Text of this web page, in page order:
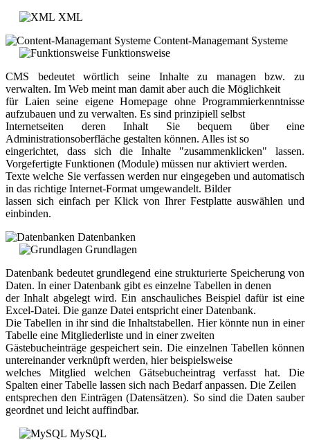
XML
Content-Managemant Systeme
Funktionsweise
CMS bedeutet wörtlich seine Inhalte zu managen bzw. zu
verwalten. Im Web meint man damit aber auch die Möglichkeit
für Laien seine eigene Homepage ohne Programmierkenntnisse
aufzubauen und zu verwalten. Es sind prinzipiell selbst
Internetseiten deren Inhalt Sie bequem über eine
Administrationsoberfläche gestalten können. Alles ist so
eingerichtet, dass sich die Inhalte "zusammenklicken" lassen.
Vorgefertigte Funktionen (Module) müssen nur aktiviert werden.
Texte welche Sie verfassen werden nur eingegeben und automatisch
in das richtige Internet-Format umgewandelt. Bilder
lassen sich einfach per Klick von Ihrer Festplatte auswählen und
einbinden.
Datenbanken
Grundlagen
Datenbank bedeutet grundlegend eine strukturierte Speicherung von
Daten. In einer Datenbank gibt es einzelne Tabellen in denen
der Inhalt abgelegt wird. Ein anschauliches Beispiel dafür ist eine
Excel-Datei. Die ganze Datei entspricht einer Datenbank.
Die Tabellen in ihr sind die Inhaltstabellen. Hier könnte nun in einer
Tabelle eine Mitgliederliste und in einer zweiten
Gästebucheinträge gespeichert sein. Die einzelnen Tabellen können
untereinander verknüpft werden, hier beispielsweise
welches Mitglied welchen Gätsebucheintrag verfasst hat. Die
Spalten einer Tabelle lassen sich nach Bedarf anpassen. Die Zeilen
entsprechen den Einträgen (Datensätzen). So sind die Daten sauber
geordnet und leicht auffindbar.
MySQL